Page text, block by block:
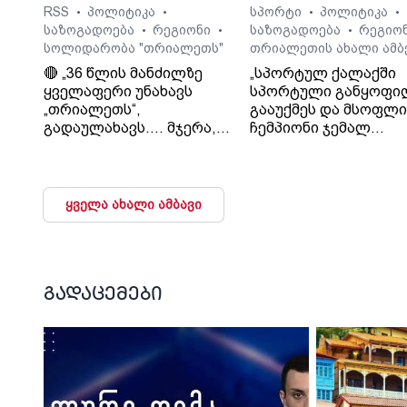
RSS
• პოლიტიკა •
საზოგადოება • რეგიონი •
სოლიდარობა "თრიალეთს"
🔴 „36 წლის მანძილზე
ყველაფერი უნახავს
„თრიალეთს“,
გადაულახავს.... მჯერა,
ხელისუფლება და ის
ელემენტარული
სურმანიძე. ტვ 25-ის
სპორტი
• პოლიტიკა •
საზოგადოება •
თრიალეთის ახალი
„სპორტულ ქალაქში
სპორტული
გააუქმეს და
ჩემპიონი ჯემალ
ყველა ახალი ამბავი
გადაცემები